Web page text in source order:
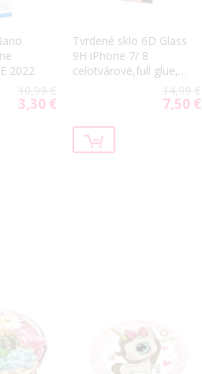
2022
10,99 €
Special
3,30 €
Tvrdené sklo 6D Glass
9H iPhone 7/ 8
celotvárové,full glue,
14,99 €
Special
7,50 €